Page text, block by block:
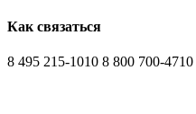
Как связаться
8 495 215-1010 8 800 700-4710